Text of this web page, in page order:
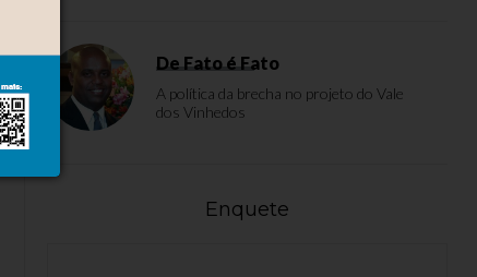
De Fato é Fato
A política da brecha no projeto do Vale
dos Vinhedos
Enquete